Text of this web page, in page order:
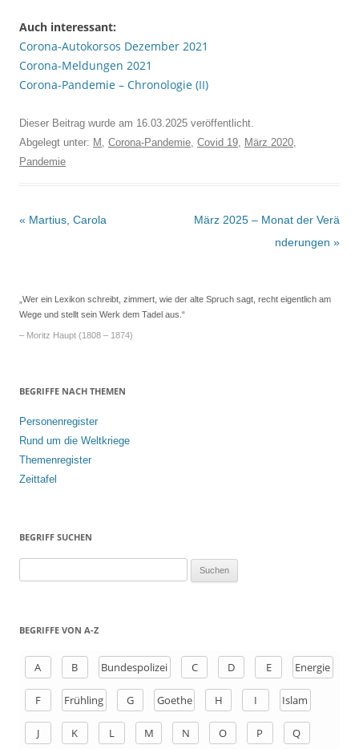
Auch interessant:
Corona-Autokorsos Dezember 2021
Corona-Meldungen 2021
Corona-Pandemie – Chronologie (II)
Dieser Beitrag wurde am 16.03.2025 veröffentlicht.
Abgelegt unter: M Corona-Pandemie Covid 19 März 2020
Pandemie
Beitrags-
« Martius, Carola
März 2025 – Monat der Verä
nderungen »
„Wer ein Lexikon schreibt, zimmert, wie der alte Spruch sagt, recht eigentlich am
Wege und stellt sein Werk dem Tadel aus.“
– Moritz Haupt (1808 – 1874)
BEGRIFFE NACH THEMEN
Personenregister
Rund um die Weltkriege
Themenregister
Zeittafel
BEGRIFF SUCHEN
h
BEGRIFFE VON A-Z
A B Bundespolizei C D E Energie
F Frühling G Goethe H I Islam
J K L M N O P Q